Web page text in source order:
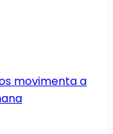
movimenta a